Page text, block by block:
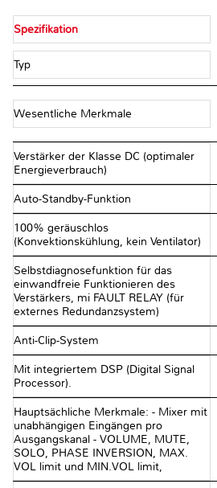
Spezifikation
Typ
Wesentliche Merkmale
Verstärker der Klasse DC (optimaler
Energieverbrauch)
Auto-Standby-Funktion
100% geräuschlos
(Konvektionskühlung, kein Ventilator)
Selbstdiagnosefunktion für das
einwandfreie Funktionieren des
Verstärkers, mi FAULT RELAY (für
externes Redundanzsystem)
Anti-Clip-System
Mit integriertem DSP (Digital Signal
Processor).
Hauptsächliche Merkmale: - Mixer mit
unabhängigen Eingängen pro
Ausgangskanal - VOLUME, MUTE,
SOLO, PHASE INVERSION, MAX.
VOL limit und MIN.VOL limit,